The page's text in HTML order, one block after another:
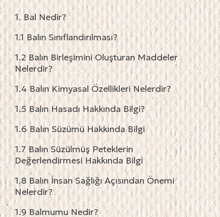
1. Bal Nedir?
1.1 Balın Sınıflandırılması?
1.2 Balın Birleşimini Oluşturan Maddeler
Nelerdir?
1.4 Balın Kimyasal Özellikleri Nelerdir?
1.5 Balın Hasadı Hakkında Bilgi?
1.6 Balın Süzümü Hakkında Bilgi
1.7 Balın Süzülmüş Peteklerin
Değerlendirmesi Hakkında Bilgi
1.8 Balın İnsan Sağlığı Açısından Önemi
Nelerdir?
1.9 Balmumu Nedir?